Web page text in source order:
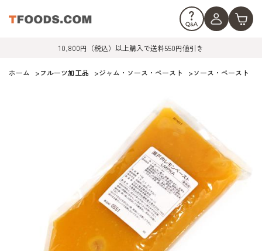
10,800円（税込）以上購入で送料550円値引き
ホーム >フルーツ加工品 >ジャム・ソース・ペースト >ソース・ペースト